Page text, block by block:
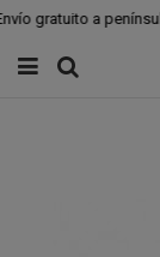
gratuito a